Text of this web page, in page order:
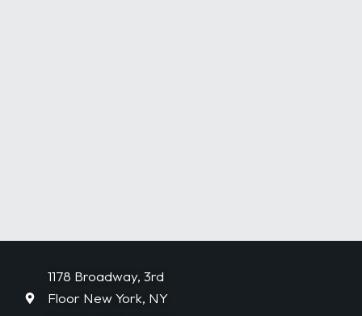
1178 Broadway, 3rd
Floor New York, NY